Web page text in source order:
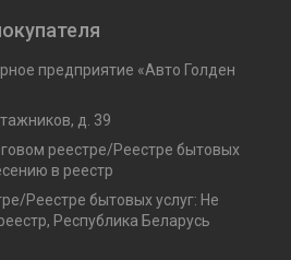
предприятие «Авто Голден
д. 39
реестре/Реестре бытовых
в реестр
Реестре бытовых услуг: Не
Республика Беларусь